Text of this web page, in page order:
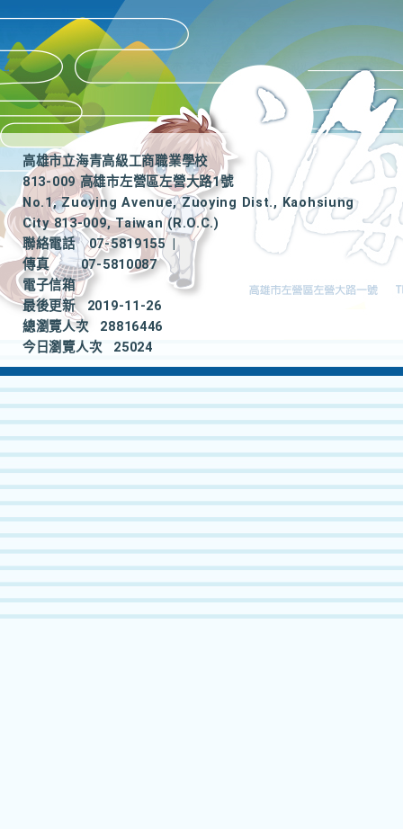
高雄市立海青高級工商職業學校
813-009 高雄市左營區左營大路1號
No.1, Zuoying Avenue, Zuoying Dist., Kaohsiung
City 813-009, Taiwan (R.O.C.)
聯絡電話
07-5819155
|
傳真
07-5810087
電子信箱
最後更新
2019-11-26
總瀏覽人次
28816446
今日瀏覽人次
25024